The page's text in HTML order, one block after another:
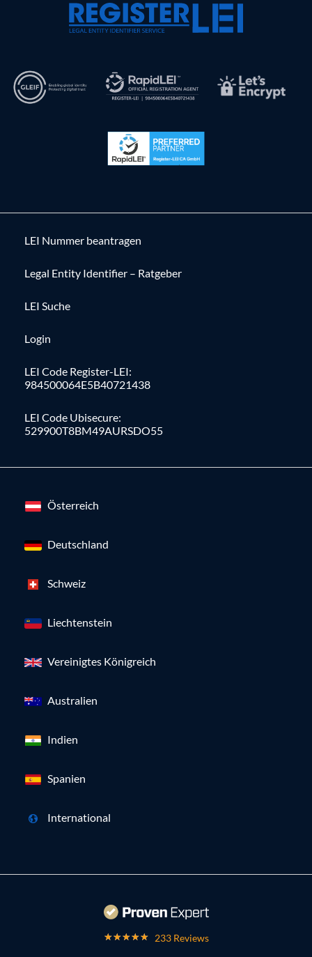
LEI Nummer beantragen
Legal Entity Identifier – Ratgeber
LEI Suche
Login
LEI Code Register-LEI:
984500064E5B40721438
LEI Code Ubisecure:
529900T8BM49AURSDO55
Österreich
Deutschland
Schweiz
Liechtenstein
Vereinigtes Königreich
Australien
Indien
Spanien
International
233 Reviews